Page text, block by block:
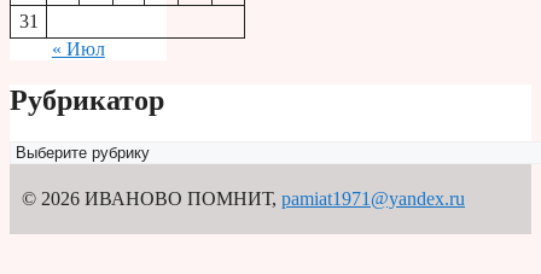
31
« Июл
Рубрикатор
Рубрикатор
© 2026 ИВАНОВО ПОМНИТ, pamiat1971@yandex.ru